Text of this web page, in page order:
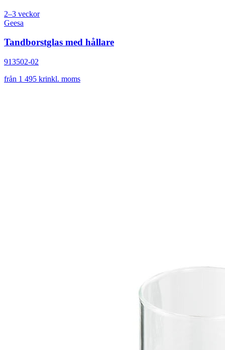
2–3 veckor
Geesa
Tandborstglas med hållare
913502-02
från 1 495 krinkl. moms